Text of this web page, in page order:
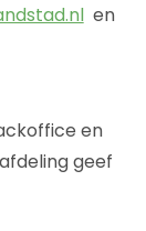
en
en
geef